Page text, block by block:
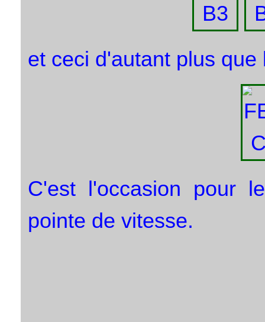
et ceci d'autant plus
C'est l'occasion pour
pointe de vitesse.